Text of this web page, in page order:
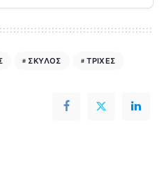
ΣΚΥΛΟΣ ΤΡΙΧΕΣ